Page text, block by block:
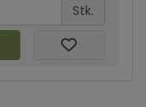
Stk.